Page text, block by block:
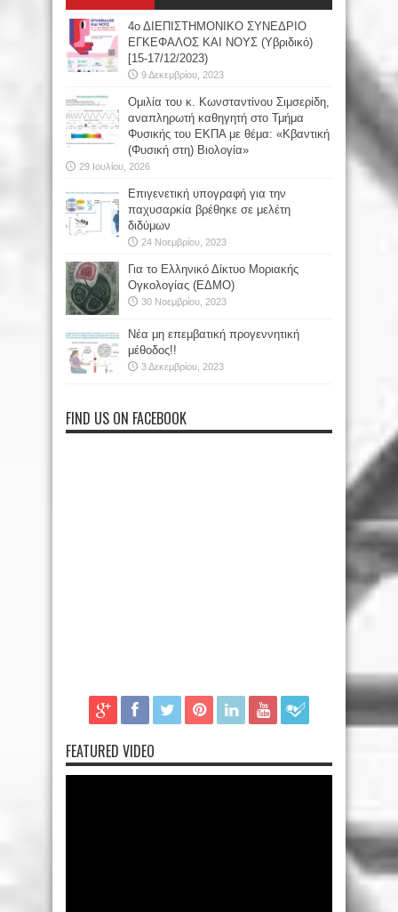
4ο ΔΙΕΠΙΣΤΗΜΟΝΙΚΟ ΣΥΝΕΔΡΙΟ
ΕΓΚΕΦΑΛΟΣ ΚΑΙ ΝΟΥΣ (Υβριδικό)
[15-17/12/2023)
9 Δεκεμβρίου, 2023
Oμιλία του κ. Κωνσταντίνου Σιμσερίδη,
αναπληρωτή καθηγητή στο Τμήμα
Φυσικής του ΕΚΠΑ με θέμα: «Κβαντική
(Φυσική στη) Βιολογία»
29 Ιουλίου, 2026
Επιγενετική υπογραφή για την
παχυσαρκία βρέθηκε σε μελέτη
διδύμων
24 Νοεμβρίου, 2023
Για το Ελληνικό Δίκτυο Μοριακής
Ογκολογίας (ΕΔΜΟ)
30 Νοεμβρίου, 2023
Νέα μη επεμβατική προγεννητική
μέθοδος!!
3 Δεκεμβρίου, 2023
FIND US ON FACEBOOK
FEATURED VIDEO